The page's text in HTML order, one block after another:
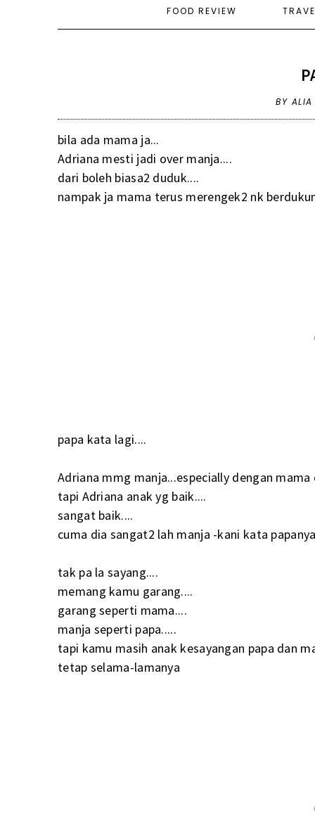
FOOD REVIEW
BY
bila ada mama ja...
Adriana mesti jadi over manja....
dari boleh biasa2 duduk....
nampak ja mama terus merengek2 nk
papa kata lagi....
Adriana mmg manja...especially dengan mama
tapi Adriana anak yg baik....
sangat baik....
cuma dia sangat2 lah manja -kani kata
tak pa la sayang....
memang kamu garang....
garang seperti mama....
manja seperti papa.....
tapi kamu masih anak kesayangan papa dan
tetap selama-lamanya